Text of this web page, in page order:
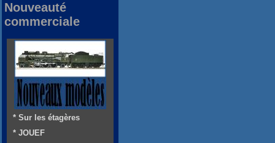
Nouveauté
commerciale
* Sur les étagères
* JOUEF